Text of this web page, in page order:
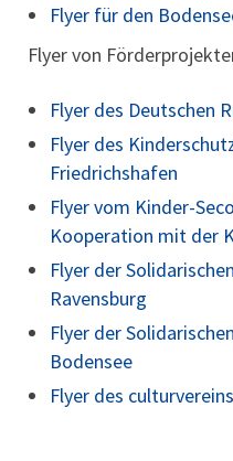
Flyer für den
Flyer von
Flyer des Deutschen
Flyer des
Friedrichshafen
Flyer vom Kinder-
Kooperation mit der
Flyer der
Ravensburg
Flyer der
Bodensee
Flyer des